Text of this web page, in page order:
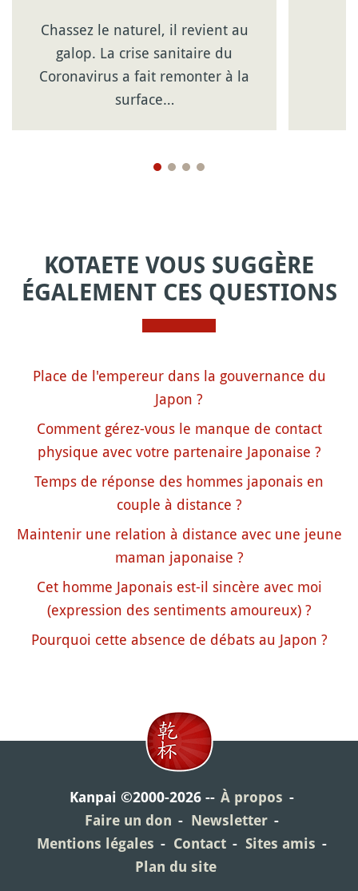
Chassez le naturel, il revient au
galop. La crise sanitaire du
Coronavirus a fait remonter à la
surface…
KOTAETE VOUS SUGGÈRE
ÉGALEMENT CES QUESTIONS
Place de l'empereur dans la gouvernance du
Japon ?
Comment gérez-vous le manque de contact
physique avec votre partenaire Japonaise ?
Temps de réponse des hommes japonais en
couple à distance ?
Maintenir une relation à distance avec une jeune
maman japonaise ?
Cet homme Japonais est-il sincère avec moi
(expression des sentiments amoureux) ?
Pourquoi cette absence de débats au Japon ?
Kanpai ©2000-2026
À propos
Faire un don
Newsletter
Mentions légales
Contact
Sites amis
Plan du site